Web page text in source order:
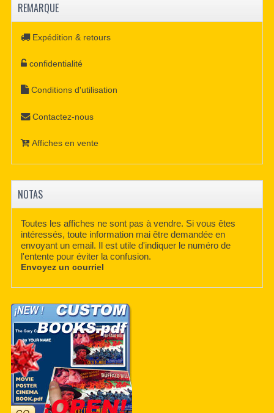
REMARQUE
Expédition & retours
confidentialité
Conditions d'utilisation
Contactez-nous
Affiches en vente
NOTAS
Toutes les affiches ne sont pas à vendre. Si vous êtes
intéressés, toute information mai être demandée en
envoyant un email. Il est utile d'indiquer le numéro de
l'entente pour éviter la confusion.
Envoyez un courriel